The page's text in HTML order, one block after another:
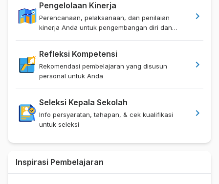
Pengelolaan Kinerja
Perencanaan, pelaksanaan, dan penilaian
kinerja Anda untuk pengembangan diri dan
chevron_right
Refleksi Kompetensi
Rekomendasi pembelajaran yang disusun
personal untuk Anda
chevron_right
Seleksi Kepala Sekolah
Info persyaratan, tahapan, & cek kualifikasi
untuk seleksi
chevron_right
Inspirasi Pembelajaran